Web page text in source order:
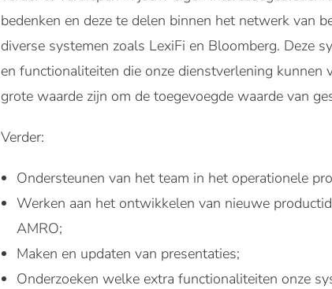
bedenken en deze te delen binnen het netwerk van
diverse systemen zoals LexiFi en Bloomberg. Deze
en functionaliteiten die onze dienstverlening kunnen
grote waarde zijn om de toegevoegde waarde van
Verder:
Ondersteunen van het team in het operationele
Werken aan het ontwikkelen van nieuwe
AMRO;
Maken en updaten van presentaties;
Onderzoeken welke extra functionaliteiten onze